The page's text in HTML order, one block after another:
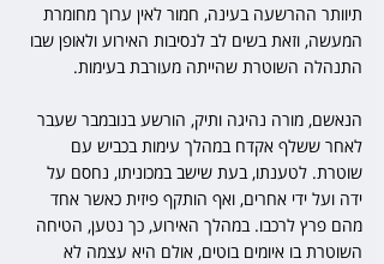
תיוותר ההרשעה בעינה, חמור לאין ערוך מחומרת
המעשה, וזאת בשים לב לנסיבות האירוע ולאופן שבו
התנהלה השוטרת שהייתה מעורבת בעימות.
הנאשם, מורה נהיגה ותיק, הורשע בנובמבר שעבר
לאחר ששלף אקדח במהלך עימות בכביש עם
שוטרת. לטענתו, בעת שישב במכוניתו, נחסם על
ידה ועל ידי אחרים, ואף הותקף פיזית כאשר אחד
מהם פרץ לרכבו. במהלך האירוע, כך נטען, הטיחה
השוטרת בו איומים בוטים, אולם היא עצמה לא